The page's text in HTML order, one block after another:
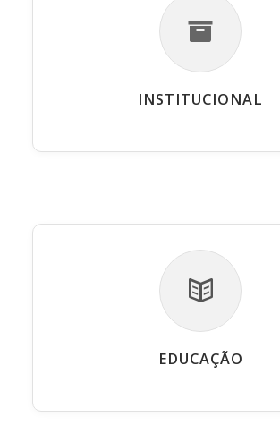
INSTITUCIONAL
EDUCAÇÃO